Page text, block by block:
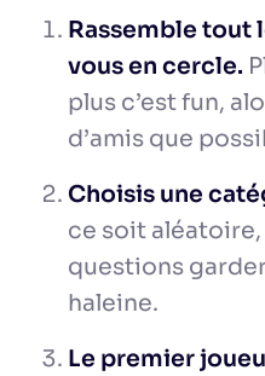
Rassemble tout
vous en cercle.
plus c’est fun,
d’amis que
Choisis une
ce soit
questions
haleine.
Le premier